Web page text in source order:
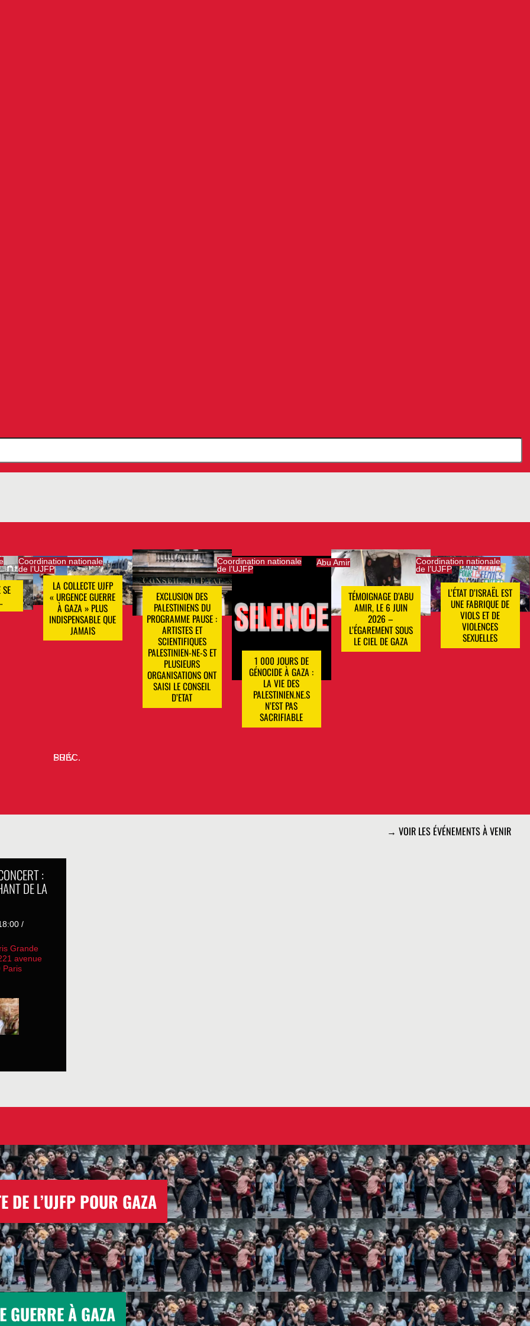
SE
Coordination nationale
de l’UJFP
LA COLLECTE UJFP
« URGENCE GUERRE
À GAZA » PLUS
INDISPENSABLE QUE
JAMAIS
EXCLUSION DES
PALESTINIENS DU
PROGRAMME PAUSE :
ARTISTES ET
SCIENTIFIQUES
PALESTINIEN-NE-S ET
PLUSIEURS
ORGANISATIONS ONT
SAISI LE CONSEIL
D’ETAT
Coordination nationale
de l’UJFP
1 000 JOURS DE
GÉNOCIDE À GAZA :
LA VIE DES
PALESTINIEN.NE.S
N’EST PAS
SACRIFIABLE
Abu Amir
TÉMOIGNAGE D’ABU
AMIR, LE 6 JUIN
2026 –
L’ÉGAREMENT SOUS
LE CIEL DE GAZA
Coordination nationale
de l’UJFP
L’ÉTAT D’ISRAËL EST
UNE FABRIQUE DE
VIOLS ET DE
VIOLENCES
SEXUELLES
SUIV.
PRÉC.
→ VOIR LES ÉVÉNEMENTS À VENIR
:
DE LA
/
Grande
avenue
Paris
DE L’UJFP POUR GAZA
GUERRE À GAZA